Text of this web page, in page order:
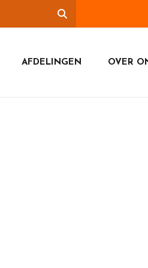
AFDELINGEN OVER